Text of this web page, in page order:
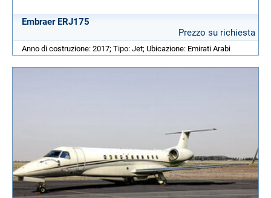
Embraer ERJ175
Prezzo su richiesta
Anno di costruzione: 2017; Tipo: Jet; Ubicazione: Emirati Arabi